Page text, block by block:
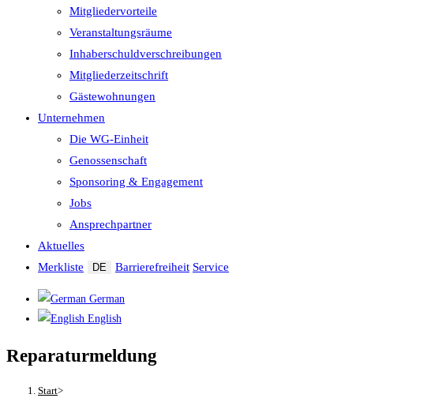
Mitgliedervorteile
Veranstaltungsräume
Inhaberschuld­verschreibungen
Mitgliederzeitschrift
Gästewohnungen
Unternehmen
Die WG-Einheit
Genossenschaft
Sponsoring & Engagement
Jobs
Ansprechpartner
Aktuelles
Merkliste
DE Barrierefreiheit Service
German
English
Reparaturmeldung
Start>